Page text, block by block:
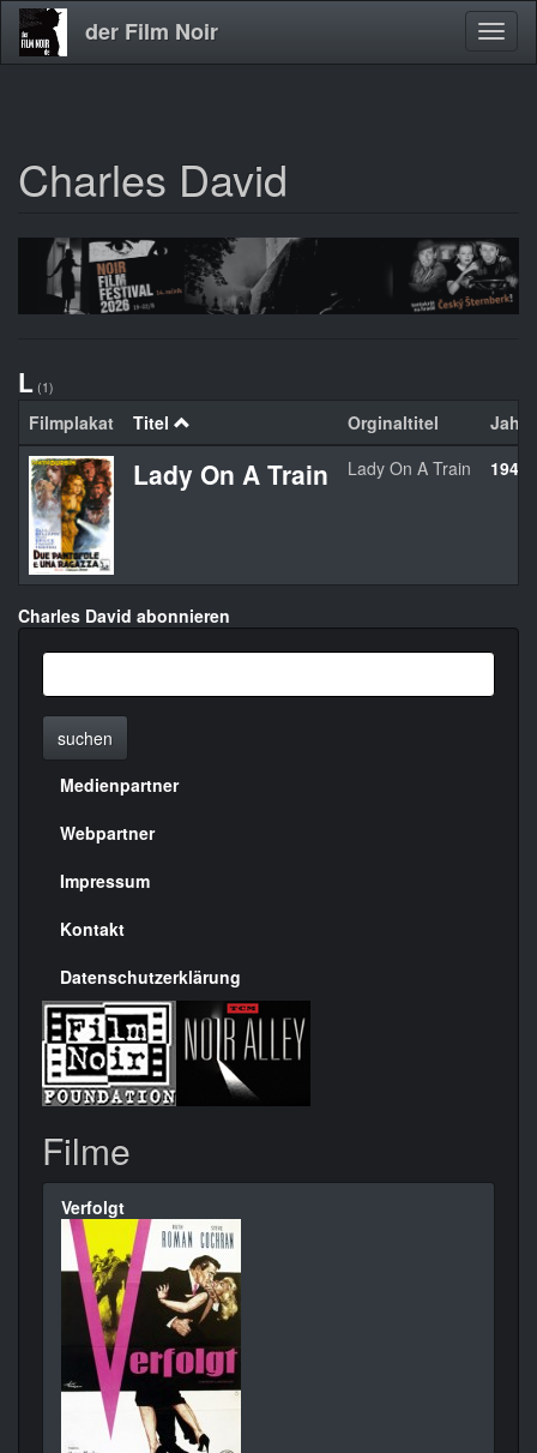
Direkt
zum
der Film Noir
Charles David
L (1)
Filmplakat Titel Orginaltitel Jahr
Lady On A Train Lady On A Train 1945
Charles David abonnieren
suchen
Menülinks
rechte
Seite
Medienpartner
Webpartner
Impressum
Kontakt
Datenschutzerklärung
Filme
Verfolgt